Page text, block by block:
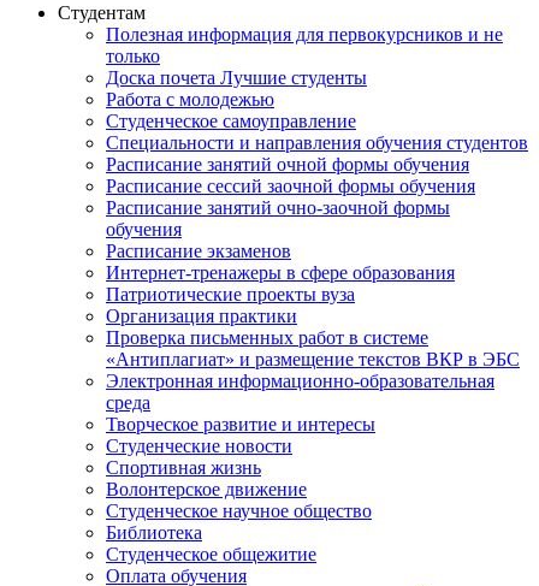
Студентам
Полезная информация для первокурсников и не
только
Доска почета Лучшие студенты
Работа с молодежью
Студенческое самоуправление
Специальности и направления обучения студентов
Расписание занятий очной формы обучения
Расписание сессий заочной формы обучения
Расписание занятий очно-заочной формы
обучения
Расписание экзаменов
Интернет-тренажеры в сфере образования
Патриотические проекты вуза
Организация практики
Проверка письменных работ в системе
«Антиплагиат» и размещение текстов ВКР в ЭБС
Электронная информационно-образовательная
среда
Творческое развитие и интересы
Студенческие новости
Спортивная жизнь
Волонтерское движение
Студенческое научное общество
Библиотека
Студенческое общежитие
Оплата обучения